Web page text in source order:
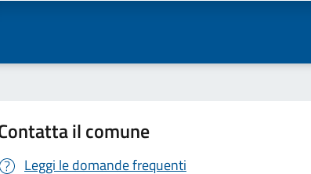
il comune
Leggi le domande frequenti